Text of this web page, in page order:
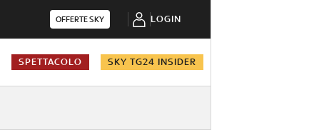
OFFERTE SKY LOGIN
SPETTACOLO SKY TG24 INSIDER